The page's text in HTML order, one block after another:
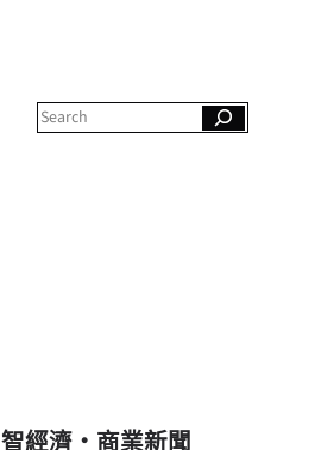
c
智經濟・商業新聞